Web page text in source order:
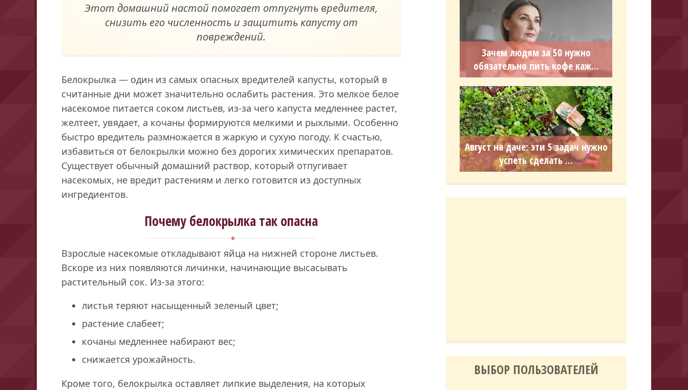
Этот домашний настой помогает отпугнуть вредителя,
снизить его численность и защитить капусту от
повреждений.
Белокрылка — один из самых опасных вредителей капусты, который в
считанные дни может значительно ослабить растения. Это мелкое белое
насекомое питается соком листьев, из-за чего капуста медленнее растет,
желтеет, увядает, а кочаны формируются мелкими и рыхлыми. Особенно
быстро вредитель размножается в жаркую и сухую погоду. К счастью,
избавиться от белокрылки можно без дорогих химических препаратов.
Существует обычный домашний раствор, который отпугивает
насекомых, не вредит растениям и легко готовится из доступных
ингредиентов.
Почему белокрылка так опасна
Взрослые насекомые откладывают яйца на нижней стороне листьев.
Вскоре из них появляются личинки, начинающие высасывать
растительный сок. Из-за этого:
листья теряют насыщенный зеленый цвет;
растение слабеет;
кочаны медленнее набирают вес;
снижается урожайность.
Кроме того, белокрылка оставляет липкие выделения, на которых
Зачем людям за 50 нужно
обязательно пить кофе каж...
Август на даче: эти 5 задач нужно
успеть сделать ...
ВЫБОР ПОЛЬЗОВАТЕЛЕЙ